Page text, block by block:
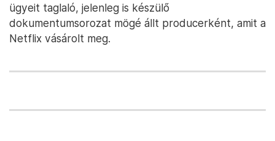
ügyeit taglaló, jelenleg is készülő
dokumentumsorozat mögé állt producerként, amit a
Netflix vásárolt meg.